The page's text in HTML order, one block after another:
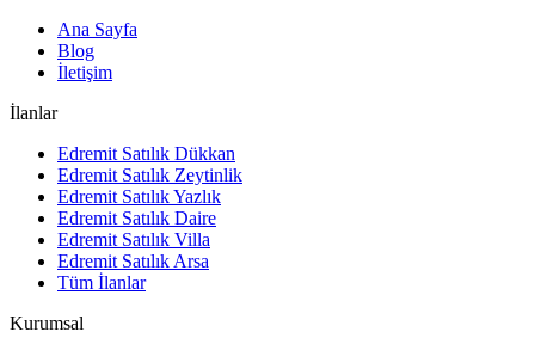
Ana Sayfa
Blog
İletişim
İlanlar
Edremit Satılık Dükkan
Edremit Satılık Zeytinlik
Edremit Satılık Yazlık
Edremit Satılık Daire
Edremit Satılık Villa
Edremit Satılık Arsa
Tüm İlanlar
Kurumsal